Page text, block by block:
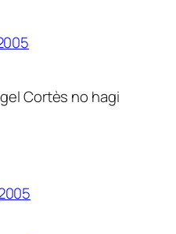
Cortès no hagi